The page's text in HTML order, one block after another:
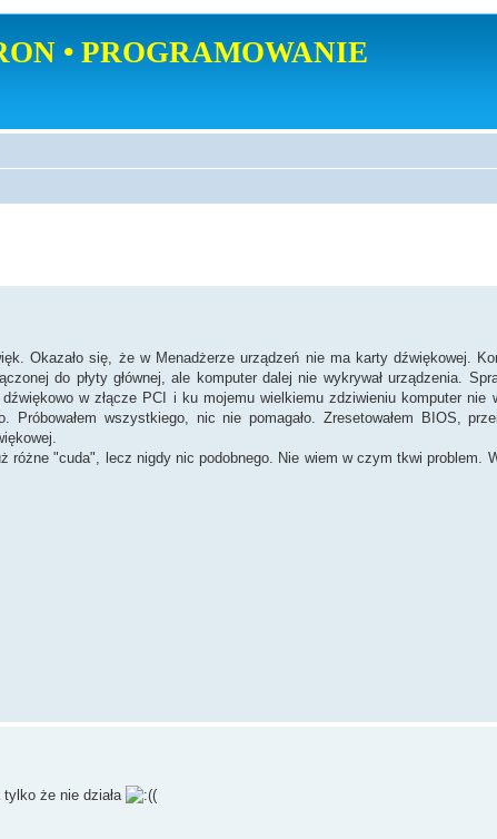
• PROGRAMOWANIE
Okazało się, że w Menadżerze urządzeń nie ma karty dźwiękowej.
do płyty głównej, ale komputer dalej nie wykrywał urządzenia.
w złącze PCI i ku mojemu wielkiemu zdziwieniu komputer nie
wszystkiego, nic nie pomagało. Zresetowałem BIOS,
różne "cuda", lecz nigdy nic podobnego. Nie wiem w czym tkwi problem.
że nie działa